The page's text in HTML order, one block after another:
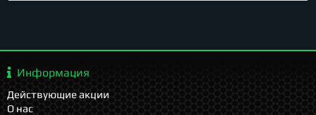
Информация
Действующие акции
О нас